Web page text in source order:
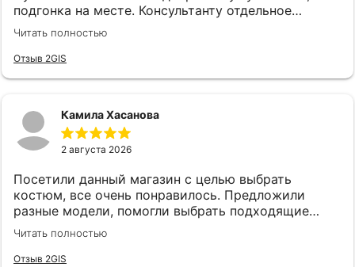
подгонка на месте. Консультанту отдельное
спасибо, подсказала, все подобрала! Спасибо!
Читать полностью
Отзыв 2GIS
Камила Хасанова
2 августа 2026
Посетили данный магазин с целью выбрать
костюм, все очень понравилось. Предложили
разные модели, помогли выбрать подходящие
аксессуары. Все быстро и качетсвтенно. Спасибо
руководству и сотрудникам, в частности
консультанту Карине за такой хороший сервис!
Читать полностью
Отзыв 2GIS